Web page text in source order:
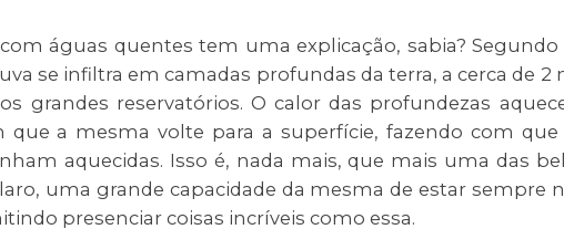
águas quentes tem uma explicação, sabia? Segundo
se infiltra em camadas profundas da terra, a cerca de 2
grandes reservatórios. O calor das profundezas
que a mesma volte para a superfície, fazendo com que
aquecidas. Isso é, nada mais, que mais uma das
uma grande capacidade da mesma de estar sempre
presenciar coisas incríveis como essa.